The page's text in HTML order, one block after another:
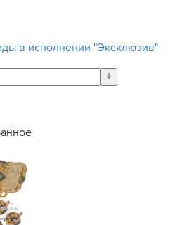
в исполнении "Эксклюзив"
+